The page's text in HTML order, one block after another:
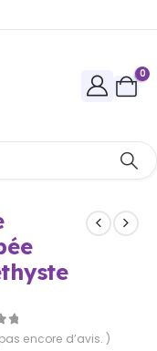
0
encore d’avis. )